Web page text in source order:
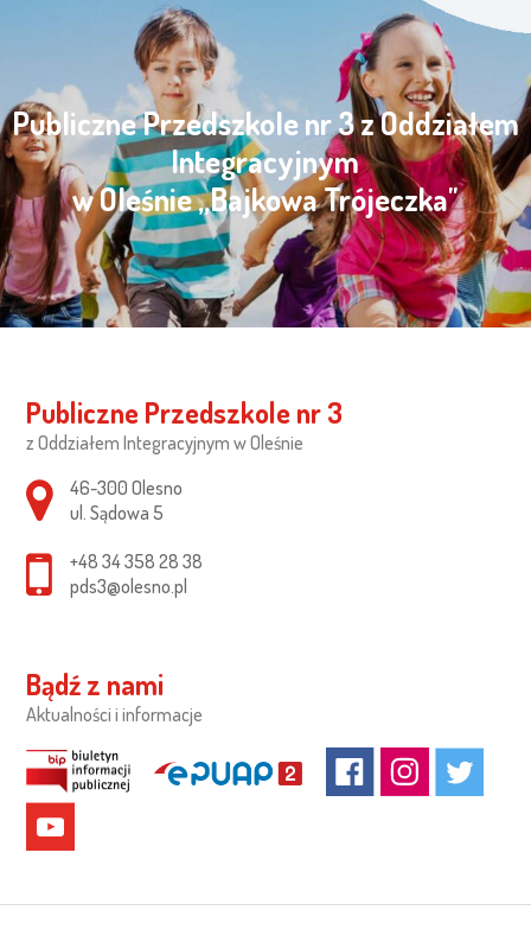
Publiczne Przedszkole nr 3 z Oddziałem
Integracyjnym
w Oleśnie „Bajkowa Trójeczka"
Publiczne Przedszkole nr 3
z Oddziałem Integracyjnym w Oleśnie
Adres pocztowy:
46-300 Olesno
ul. Sądowa 5
+48 34 358 28 38
pds3@olesno.pl
Bądź z nami
Aktualności i informacje